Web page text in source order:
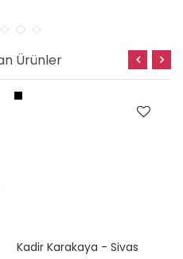
Ürünler
Kadir Karakaya - Sivas